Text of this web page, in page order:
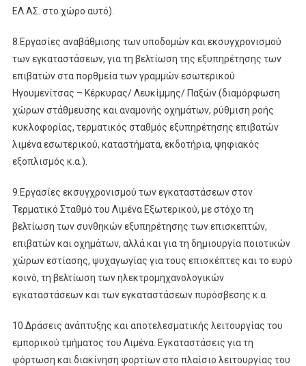
ΕΛ.ΑΣ. στο χώρο αυτό).
8.Εργασίες αναβάθμισης των υποδομών και εκσυγχρονισμού
των εγκαταστάσεων, για τη βελτίωση της εξυπηρέτησης των
επιβατών στα πορθμεία των γραμμών εσωτερικού
Ηγουμενίτσας – Κέρκυρας/ Λευκίμμης/ Παξών (διαμόρφωση
χώρων στάθμευσης και αναμονής οχημάτων, ρύθμιση ροής
κυκλοφορίας, τερματικός σταθμός εξυπηρέτησης επιβατών
λιμένα εσωτερικού, καταστήματα, εκδοτήρια, ψηφιακός
εξοπλισμός κ.α.).
9.Εργασίες εκσυγχρονισμού των εγκαταστάσεων στον
Τερματικό Σταθμό του Λιμένα Εξωτερικού, με στόχο τη
βελτίωση των συνθηκών εξυπηρέτησης των επισκεπτών,
επιβατών και οχημάτων, αλλά και για τη δημιουργία ποιοτικών
χώρων εστίασης, ψυχαγωγίας για τους επισκέπτες και το ευρύ
κοινό, τη βελτίωση των ηλεκτρομηχανολογικών
εγκαταστάσεων και των εγκαταστάσεων πυρόσβεσης κ.α.
10.Δράσεις ανάπτυξης και αποτελεσματικής λειτουργίας του
εμπορικού τμήματος του Λιμένα. Εγκαταστάσεις για τη
φόρτωση και διακίνηση φορτίων στο πλαίσιο λειτουργίας του